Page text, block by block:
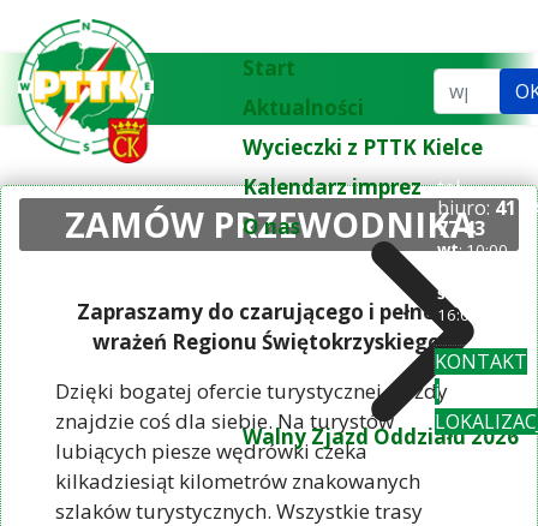
Start
Aktualności
Wycieczki z PTTK Kielce
Kalendarz imprez
O nas
Walny Zjazd Oddziału 2026
Szukaj...
tel.
biuro: 41
77 43
wt: 10:00-
śr-pi
16:00
KONTAKT
i
ZAMÓW PRZEWODNIKA
Zapraszamy do czarującego i pełnego
wrażeń Regionu Świętokrzyskiego!
Dzięki bogatej ofercie turystycznej, każdy
znajdzie coś dla siebie. Na turystów
lubiących piesze wędrówki czeka
kilkadziesiąt kilometrów znakowanych
szlaków turystycznych. Wszystkie trasy